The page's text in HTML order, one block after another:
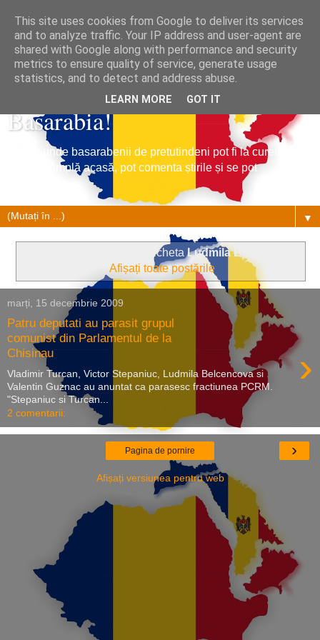
Tribuna Basarabiei, Stiri din
Basarabia!
Un loc unde basarabenii de pretutindeni pot fi la curent cu
ce se întâmplă acasă, pot comenta știrile și se pot
▼
Se afișează postările cu etichetaLudmila Belcencova
Afișați toate postările
marți, 15 decembrie 2009
Patru deputati au parasit grupul
comunist din Parlamentul de la
Chisinau
›
Vladimir Turcan, Victor Stepaniuc, Ludmila Belcencova si
Valentin Guznac au anuntat ca parasesc fractiunea PCRM.
"Stepaniuc si Turcan...
2 comentarii:
›
Pagina de pornire
Afișați versiunea pentru web
This site uses cookies from Google to deliver its services
and to analyze traffic. Your IP address and user-agent are
shared with Google along with performance and security
metrics to ensure quality of service, generate usage
statistics, and to detect and address abuse.
LEARN MORE GOT IT